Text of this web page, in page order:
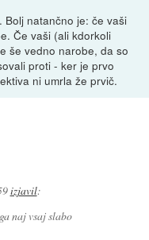
natančno je: če vaši
Če vaši (ali kdorkoli
še vedno narobe, da so
proti - ker je prvo
ni umrla že prvič.
izjavil:
naj vsaj slabo